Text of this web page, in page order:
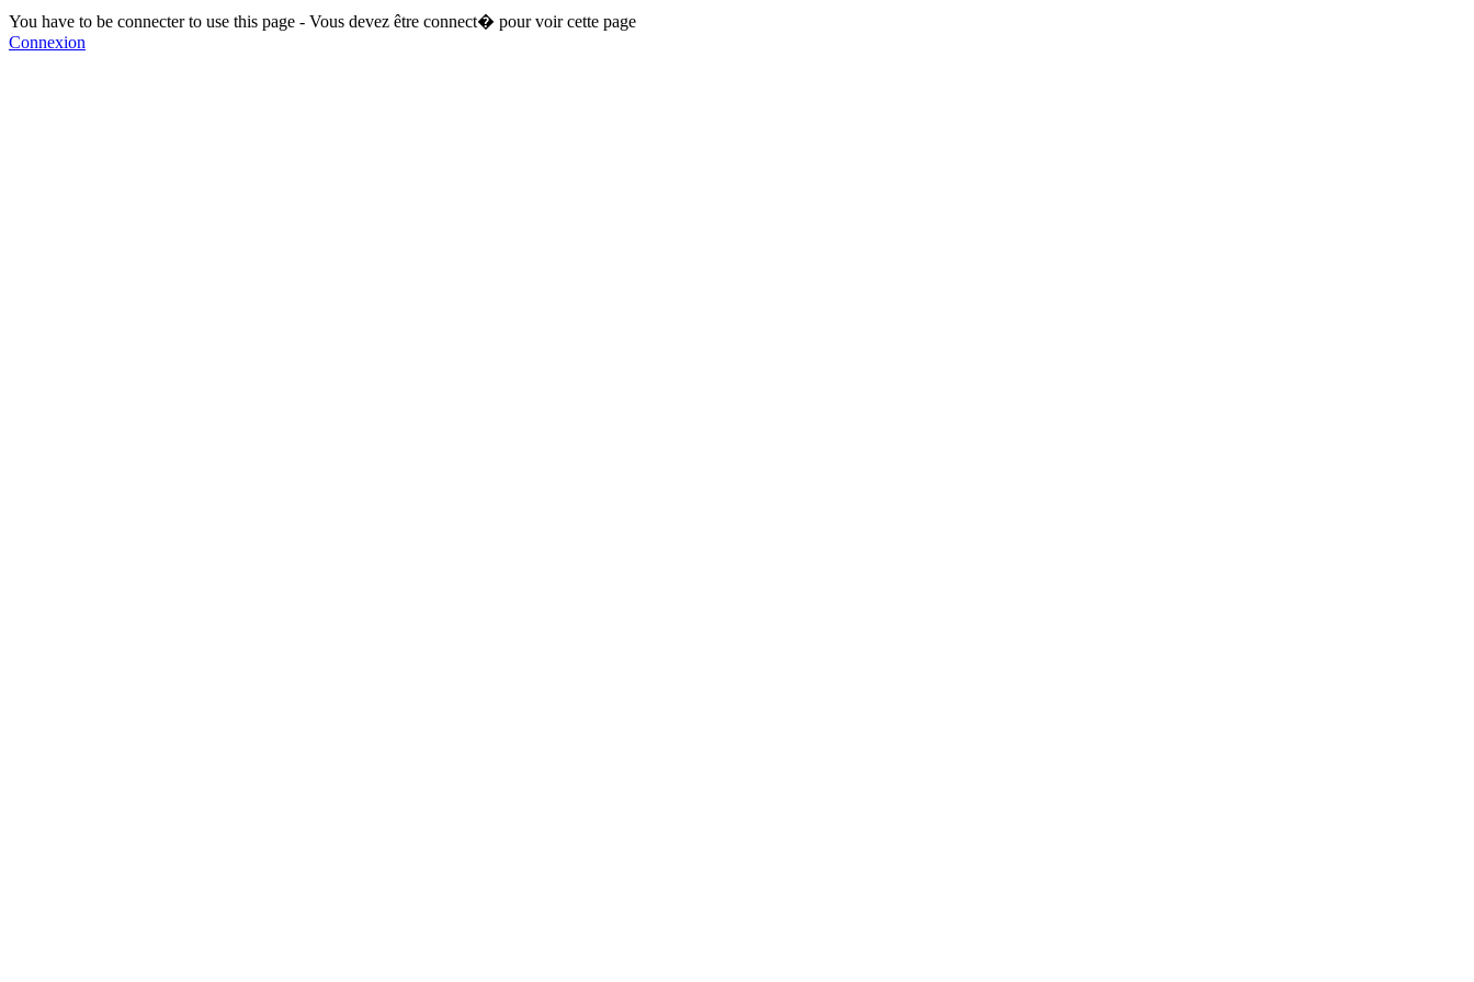
You have to be connecter to use this page - Vous devez être connect� pour voir cette page
Connexion